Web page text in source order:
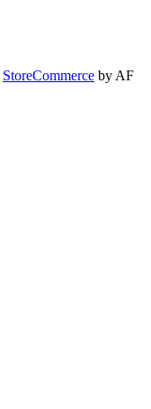
StoreCommerce by AF